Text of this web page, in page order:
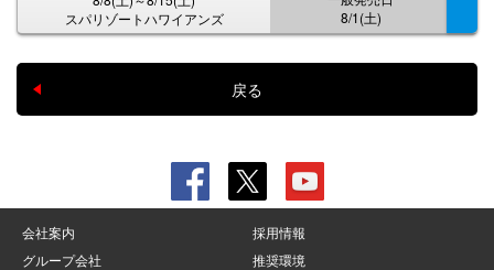
8/1(土)
スパリゾートハワイアンズ
戻る
会社案内
採用情報
グループ会社
推奨環境